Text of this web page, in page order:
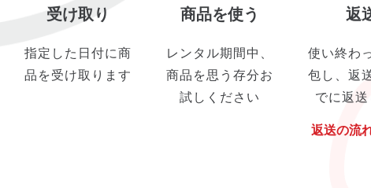
受け取り
指定した日付に商
品を受け取ります
商品を使う
レンタル期間中、
商品を思う存分お
試しください
返
使い終わ
包し、返
でに返
返送の流